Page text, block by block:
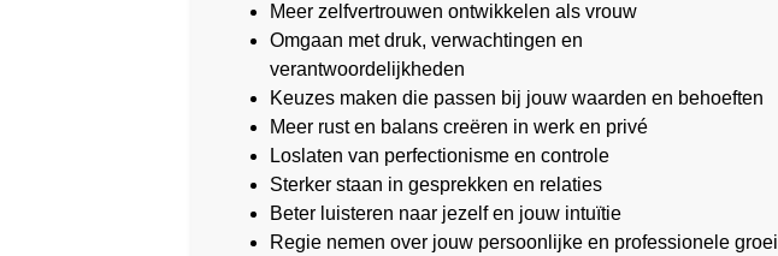
Meer zelfvertrouwen ontwikkelen als vrouw
Omgaan met druk, verwachtingen en
verantwoordelijkheden
Keuzes maken die passen bij jouw waarden en behoeften
Meer rust en balans creëren in werk en privé
Loslaten van perfectionisme en controle
Sterker staan in gesprekken en relaties
Beter luisteren naar jezelf en jouw intuïtie
Regie nemen over jouw persoonlijke en professionele groei